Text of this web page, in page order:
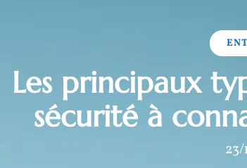
Les principaux
sécurité à